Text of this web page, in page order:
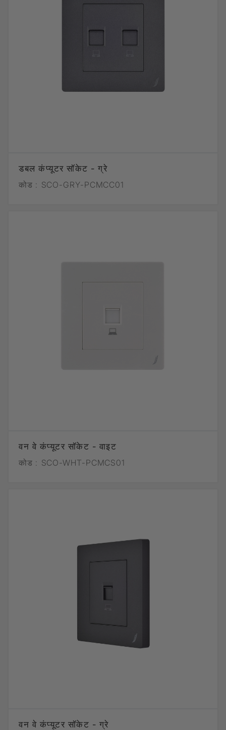
डबल कंप्यूटर सॉकेट - ग्रे
कोड : SCO-GRY-PCMCC01
वन वे कंप्यूटर सॉकेट - वाइट
कोड : SCO-WHT-PCMCS01
वन वे कंप्यूटर सॉकेट - ग्रे